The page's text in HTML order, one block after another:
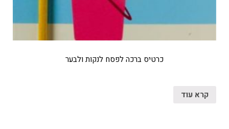
כרטיס ברכה לפסח לנקות ולבער
קרא עוד